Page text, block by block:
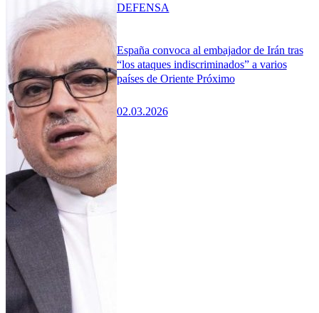
España convoca al embajador de Irán tras
“los ataques indiscriminados” a varios
países de Oriente Próximo
02.03.2026
DEFENSA